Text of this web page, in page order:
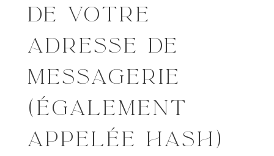
DE VOTRE
ADRESSE DE
MESSAGERIE
(ÉGALEMENT
APPELÉE HASH)